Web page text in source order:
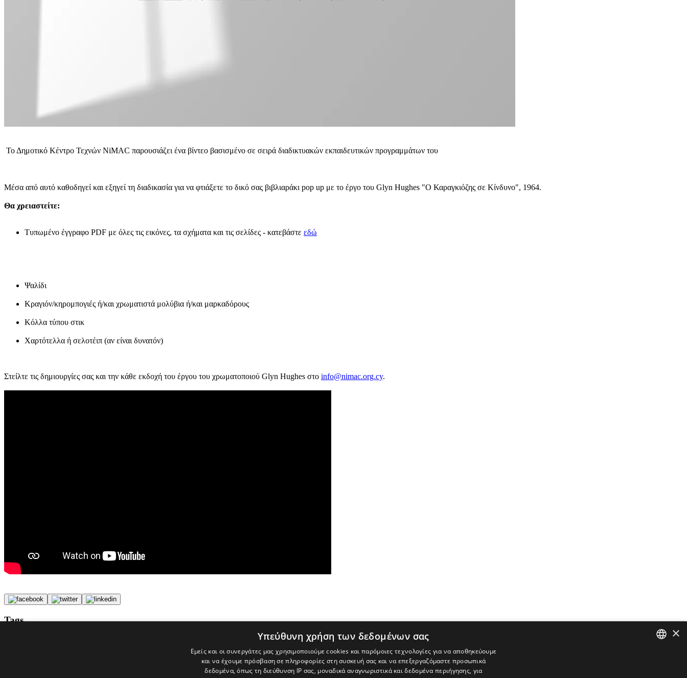
Το Δημοτικό Κέντρο Τεχνών NiMAC παρουσιάζει ένα βίντεο βασισμένο σε σειρά διαδικτυακών εκπαιδευτικών προγραμμάτων του
Μέσα από αυτό καθοδηγεί και εξηγεί τη διαδικασία για να φτιάξετε το δικό σας βιβλιαράκι pop up με το έργο του Glyn Hughes "Ο Καραγκιόζης σε Κίνδυνο", 1964.
Θα χρειαστείτε:
Τυπωμένο έγγραφο PDF με όλες τις εικόνες, τα σχήματα και τις σελίδες - κατεβάστε εδώ
Ψαλίδι
Κραγιόν/κηρομπογιές ή/και χρωματιστά μολύβια ή/και μαρκαδόρους
Κόλλα τύπου στικ
Χαρτότελλα ή σελοτέιπ (αν είναι δυνατόν)
Στείλτε τις δημιουργίες σας και την κάθε εκδοχή του έργου του χρωματοποιού Glyn Hughes στο info@nimac.org.cy.
Tags
×
Υπεύθυνη χρήση των δεδομένων σας
Εμείς και οι συνεργάτες μας χρησιμοποιούμε cookies και παρόμοιες τεχνολογίες για να αποθηκεύουμε
και να έχουμε πρόσβαση σε πληροφορίες στη συσκευή σας και να επεξεργαζόμαστε προσωπικά
δεδομένα, όπως τη διεύθυνση IP σας, μοναδικά αναγνωριστικά και δεδομένα περιήγησης, για